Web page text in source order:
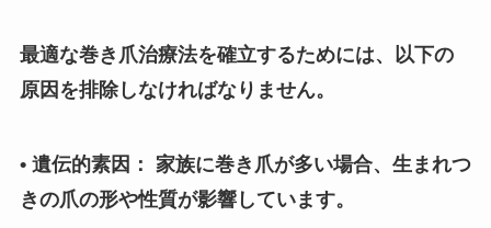
最適な巻き爪治療法を確立するためには、以下の
原因を排除しなければなりません。
• 遺伝的素因： 家族に巻き爪が多い場合、生まれつ
きの爪の形や性質が影響しています。